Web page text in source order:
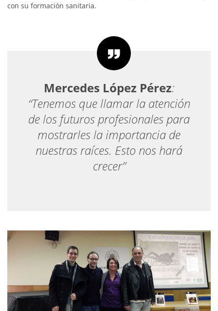
con su formación sanitaria.
Mercedes López Pérez:
“Tenemos que llamar la atención
de los futuros profesionales para
mostrarles la importancia de
nuestras raíces. Esto nos hará
crecer”